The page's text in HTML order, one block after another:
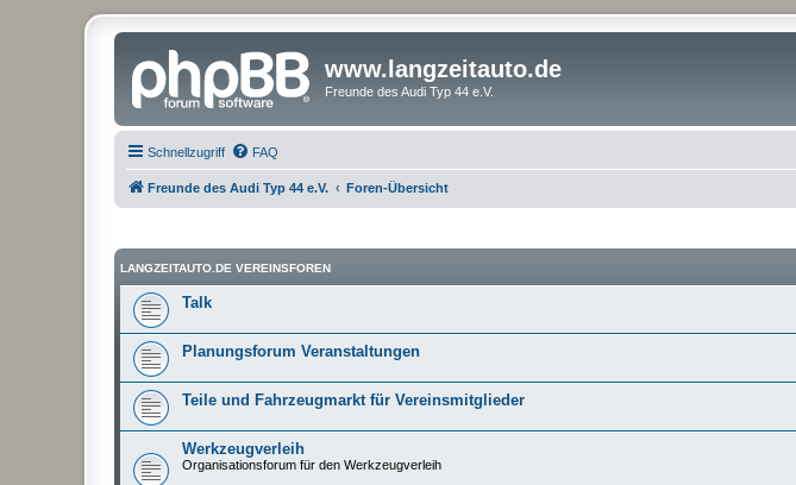
www.langzeitauto.de
Freunde des Audi Typ 44 e.V.
Schnellzugriff FAQ
Freunde des Audi Typ 44 e.V. Foren-Übersicht
LANGZEITAUTO.DE VEREINSFOREN
Talk
Planungsforum Veranstaltungen
Teile und Fahrzeugmarkt für Vereinsmitglieder
Werkzeugverleih
Organisationsforum für den Werkzeugverleih